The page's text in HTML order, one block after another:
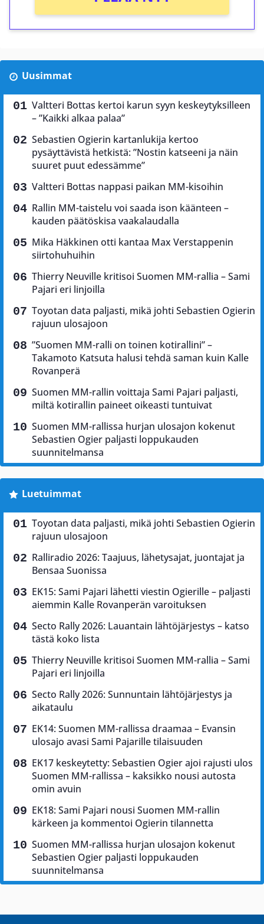
Uusimmat
Valtteri Bottas kertoi karun syyn keskeytyksilleen
– ”Kaikki alkaa palaa”
Sebastien Ogierin kartanlukija kertoo
pysäyttävistä hetkistä: ”Nostin katseeni ja näin
suuret puut edessämme”
Valtteri Bottas nappasi paikan MM-kisoihin
Rallin MM-taistelu voi saada ison käänteen –
kauden päätöskisa vaakalaudalla
Mika Häkkinen otti kantaa Max Verstappenin
siirtohuhuihin
Thierry Neuville kritisoi Suomen MM-rallia – Sami
Pajari eri linjoilla
Toyotan data paljasti, mikä johti Sebastien Ogierin
rajuun ulosajoon
”Suomen MM-ralli on toinen kotirallini” –
Takamoto Katsuta halusi tehdä saman kuin Kalle
Rovanperä
Suomen MM-rallin voittaja Sami Pajari paljasti,
miltä kotirallin paineet oikeasti tuntuivat
Suomen MM-rallissa hurjan ulosajon kokenut
Sebastien Ogier paljasti loppukauden
suunnitelmansa
Luetuimmat
Toyotan data paljasti, mikä johti Sebastien Ogierin
rajuun ulosajoon
Ralliradio 2026: Taajuus, lähetysajat, juontajat ja
Bensaa Suonissa
EK15: Sami Pajari lähetti viestin Ogierille – paljasti
aiemmin Kalle Rovanperän varoituksen
Secto Rally 2026: Lauantain lähtöjärjestys – katso
tästä koko lista
Thierry Neuville kritisoi Suomen MM-rallia – Sami
Pajari eri linjoilla
Secto Rally 2026: Sunnuntain lähtöjärjestys ja
aikataulu
EK14: Suomen MM-rallissa draamaa – Evansin
ulosajo avasi Sami Pajarille tilaisuuden
EK17 keskeytetty: Sebastien Ogier ajoi rajusti ulos
Suomen MM-rallissa – kaksikko nousi autosta
omin avuin
EK18: Sami Pajari nousi Suomen MM-rallin
kärkeen ja kommentoi Ogierin tilannetta
Suomen MM-rallissa hurjan ulosajon kokenut
Sebastien Ogier paljasti loppukauden
suunnitelmansa